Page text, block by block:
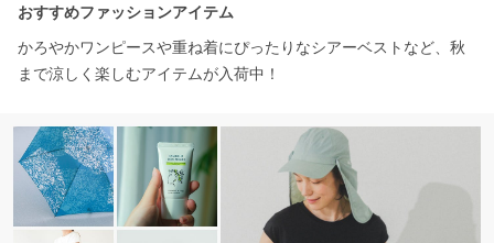
おすすめファッションアイテム
かろやかワンピースや重ね着にぴったりなシアーベストなど、秋
まで涼しく楽しむアイテムが入荷中！